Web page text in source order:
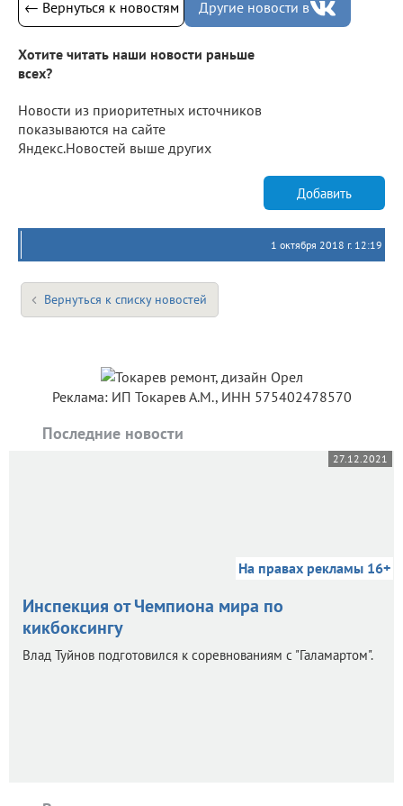
← Вернуться к новостям Другие новости в
Хотите читать наши новости раньше
всех?
Новости из приоритетных источников
показываются на сайте
Яндекс.Новостей выше других
Добавить
1 октября 2018 г. 12:19
Вернуться к списку новостей
Реклама: ИП Токарев А.М., ИНН 575402478570
Последние новости
27.12.2021
На правах рекламы 16+
Инспекция от Чемпиона мира по
кикбоксингу
Влад Туйнов подготовился к соревнованиям с "Галамартом".